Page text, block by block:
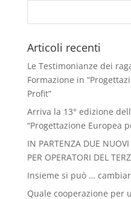
Articoli recenti
Le Testimonianze dei
Formazione in
Profit”
Arriva la 13° edizione
“Progettazione Europea
IN PARTENZA DUE
PER OPERATORI DEL
Insieme si può …
Quale cooperazione per